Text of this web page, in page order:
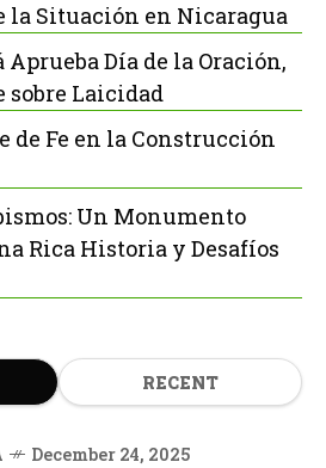
la Situación en Nicaragua
Aprueba Día de la Oración,
sobre Laicidad
de Fe en la Construcción
Un Monumento
Rica Historia y Desafíos
RECENT
December 24, 2025